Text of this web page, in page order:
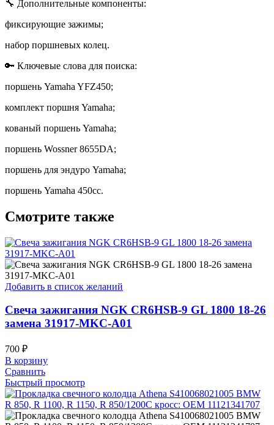
🔧 Дополнительные компоненты:
фиксирующие зажимы;
набор поршневых колец.
🔑 Ключевые слова для поиска:
поршень Yamaha YFZ450;
комплект поршня Yamaha;
кованый поршень Yamaha;
поршень Wossner 8655DA;
поршень для эндуро Yamaha;
поршень Yamaha 450cc.
Смотрите также
Добавить в список желаний
Свеча зажигания NGK CR6HSB-9 GL 1800 18-26
замена 31917-MKC-A01
700 ₽
В корзину
Сравнить
Быстрый просмотр